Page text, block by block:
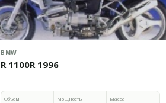
BMW
R 1100R 1996
Объём Мощность Масса